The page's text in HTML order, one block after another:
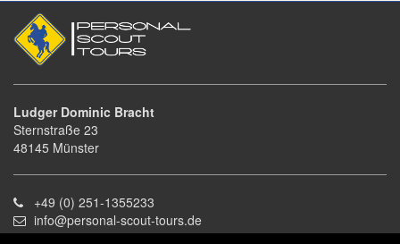
Ludger Dominic Bracht
Sternstraße 23
48145 Münster
+49 (0) 251-1355233
info@personal-scout-tours.de